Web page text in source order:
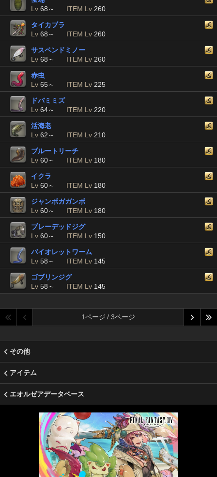
Lv 68～ ITEM Lv 260
タイカブラ
Lv 68～ ITEM Lv 260
サスペンドミノー
Lv 68～ ITEM Lv 260
赤虫
Lv 65～ ITEM Lv 225
ドバミミズ
Lv 64～ ITEM Lv 220
活海老
Lv 62～ ITEM Lv 210
ブルートリーチ
Lv 60～ ITEM Lv 180
イクラ
Lv 60～ ITEM Lv 180
ジャンボガガンボ
Lv 60～ ITEM Lv 180
ブレーデッドジグ
Lv 60～ ITEM Lv 150
バイオレットワーム
Lv 58～ ITEM Lv 145
ゴブリンジグ
Lv 58～ ITEM Lv 145
1ページ / 3ページ
その他
アイテム
エオルゼアデータベース